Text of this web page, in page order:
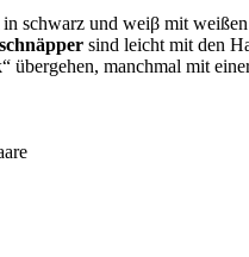
in schwarz und weiβ mit
sind leicht mit den
übergehen, manchmal mit